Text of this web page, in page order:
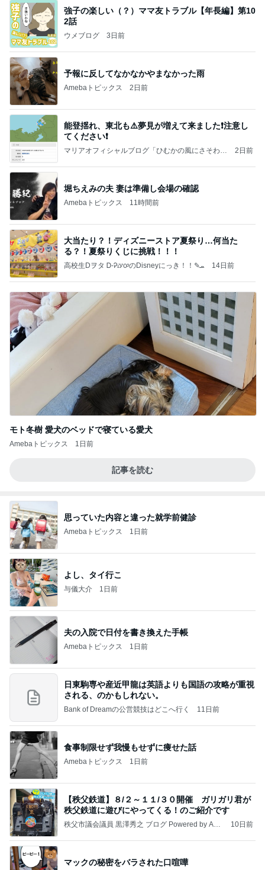
強子の楽しい（？）ママ友トラブル【年長編】第10
2話
ウメブログ 3日前
予報に反してなかなかやまなかった雨
Amebaトピックス 2日前
能登揺れ、東北も⚠️夢見が増えて来ました❗️注意し
てください❗️
マリアオフィシャルブログ「ひむかの風にさそわれ
2日前
堀ちえみの夫 妻は準備し会場の確認
Amebaトピックス 11時間前
大当たり？！ディズニーストア夏祭り…何当た
る？！夏祭りくじに挑戦！！！
高校生Dヲタ Ꭰ-ᎮꭵꭹꭴのDisneyにっき！！✎ܚ 14日前
モト冬樹 愛犬のベッドで寝ている愛犬
Amebaトピックス 1日前
記事を読む
思っていた内容と違った就学前健診
Amebaトピックス 1日前
よし、タイ行こ
与儀大介 1日前
夫の入院で日付を書き換えた手帳
Amebaトピックス 1日前
日東駒専や産近甲龍は英語よりも国語の攻略が重視
される、のかもしれない。
Bank of Dreamの公営競技はどこへ行く 11日前
食事制限せず我慢もせずに痩せた話
Amebaトピックス 1日前
【秩父鉄道】８/２～１１/３０開催 ガリガリ君が
秩父鉄道に遊びにやってくる！のご紹介です
秩父市議会議員 黒澤秀之 ブログ Powered by Ame
10日前
マックの秘密をバラされた口喧嘩